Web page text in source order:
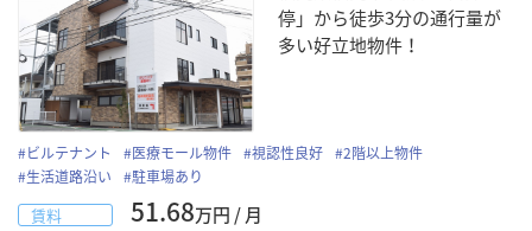
停」から徒歩3分の通行量が
多い好立地物件！
#ビルテナント #医療モール物件 #視認性良好 #2階以上物件
#生活道路沿い #駐車場あり
賃料 51.68万円 / 月